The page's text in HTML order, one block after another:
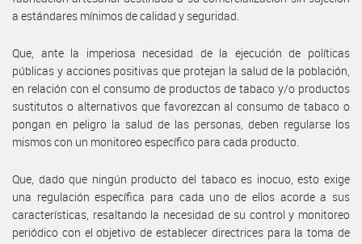
a estándares mínimos de calidad y seguridad.
Que, ante la imperiosa necesidad de la ejecución de políticas
públicas y acciones positivas que protejan la salud de la población,
en relación con el consumo de productos de tabaco y/o productos
sustitutos o alternativos que favorezcan al consumo de tabaco o
pongan en peligro la salud de las personas, deben regularse los
mismos con un monitoreo específico para cada producto.
Que, dado que ningún producto del tabaco es inocuo, esto exige
una regulación específica para cada uno de ellos acorde a sus
características, resaltando la necesidad de su control y monitoreo
periódico con el objetivo de establecer directrices para la toma de